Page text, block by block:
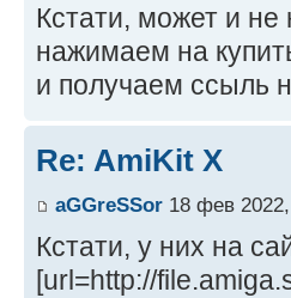
Кстати, может и не
нажимаем на
и получаем ссыль
Re: AmiKit X
aGGreSSor 18 фев
Кстати, у них на
[url=http://